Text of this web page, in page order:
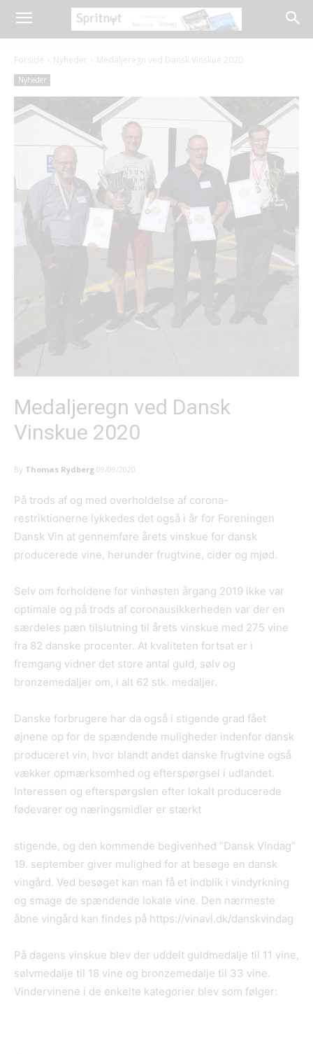
Forside Nyheder Medaljeregn ved Dansk Vinskue 2020
Nyheder
Medaljeregn ved Dansk
Vinskue 2020
By Thomas Rydberg 09/09/2020
På trods af og med overholdelse af corona-
restriktionerne lykkedes det også i år for Foreningen
Dansk Vin at gennemføre årets vinskue for dansk
producerede vine, herunder frugtvine, cider og mjød.
Selv om forholdene for vinhøsten årgang 2019 ikke var
optimale og på trods af coronausikkerheden var der en
særdeles pæn tilslutning til årets vinskue med 275 vine
fra 82 danske procenter. At kvaliteten fortsat er i
fremgang vidner det store antal guld, sølv og
bronzemedaljer om, i alt 62 stk. medaljer.
Danske forbrugere har da også i stigende grad fået
øjnene op for de spændende muligheder indenfor dansk
produceret vin, hvor blandt andet danske frugtvine også
vækker opmærksomhed og efterspørgsel i udlandet.
Interessen og efterspørgslen efter lokalt producerede
fødevarer og næringsmidler er stærkt
stigende, og den kommende begivenhed ”Dansk Vindag”
19. september giver mulighed for at besøge en dansk
vingård. Ved besøget kan man få et indblik i vindyrkning
og smage de spændende lokale vine. Den nærmeste
åbne vingård kan findes på https://vinavl.dk/danskvindag
På dagens vinskue blev der uddelt guldmedalje til 11 vine,
sølvmedalje til 18 vine og bronzemedalje til 33 vine.
Vindervinene i de enkelte kategorier blev som følger: